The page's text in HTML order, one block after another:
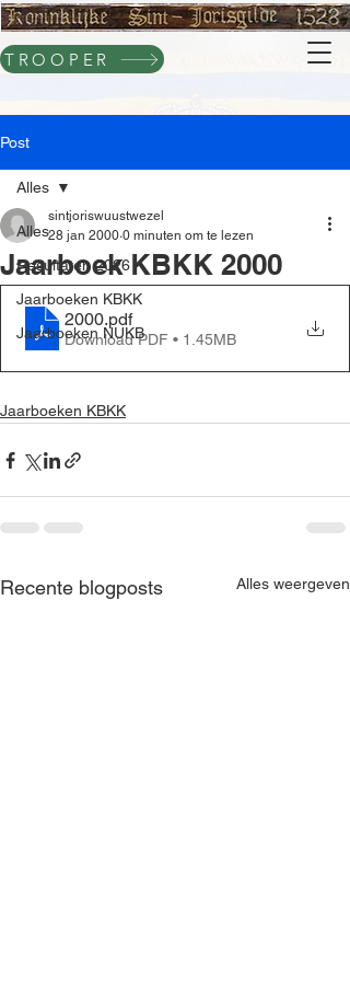
TROOPER
Post
Alles
Resultaten 2026
Jaarboeken KBKK
Jaarboeken NUKB
Alles
Jaarboek KBKK 2000
sintjoriswuustwezel
28 jan 2000 0 minuten om te lezen
2000.pdf
Download PDF • 1.45MB
Jaarboeken KBKK
Recente blogposts Alles weergeven